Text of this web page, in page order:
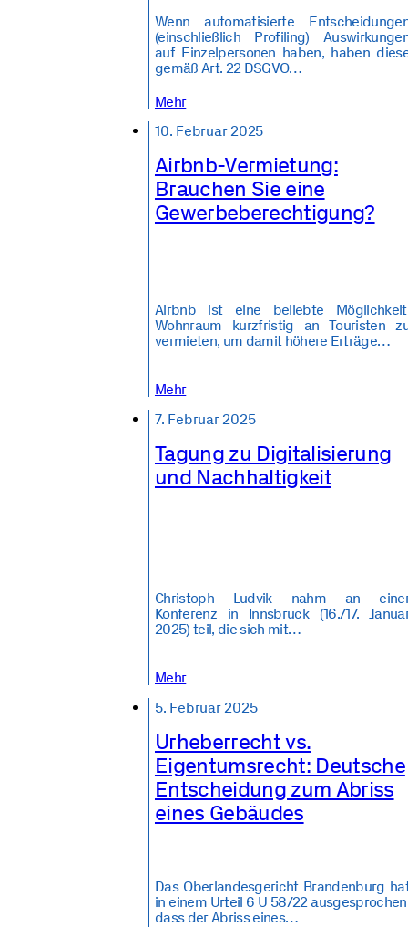
Wenn automatisierte
(einschließlich Profiling)
auf Einzelpersonen haben, haben
gemäß Art. 22 DSGVO…
Mehr
10. Februar 2025
Airbnb-Vermietung:
Brauchen Sie eine
Gewerbeberechtigung?
Airbnb ist eine beliebte
Wohnraum kurzfristig an Touristen
vermieten, um damit höhere Erträge…
Mehr
7. Februar 2025
Tagung zu Digitalisierung
und Nachhaltigkeit
Christoph Ludvik nahm an
Konferenz in Innsbruck (16./17.
2025) teil, die sich mit…
Mehr
5. Februar 2025
Urheberrecht vs.
Eigentumsrecht: Deutsche
Entscheidung zum Abriss
eines Gebäudes
Das Oberlandesgericht Brandenburg
in einem Urteil 6 U 58/22
dass der Abriss eines…